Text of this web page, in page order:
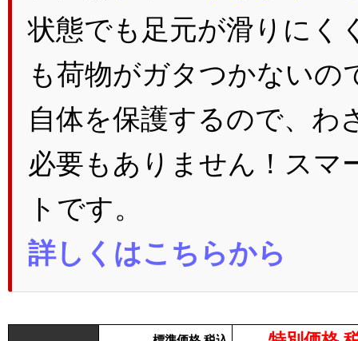
状態でも足元が滑りにく
も荷物がガタつかない
自体を保護するので、わ
必要もありません！スマ
トです。
詳しくはこちらから